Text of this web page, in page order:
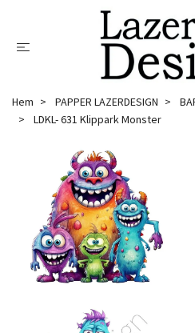
Hem PAPPER LAZERDESIGN
LDKL- 631 Klippark Monster